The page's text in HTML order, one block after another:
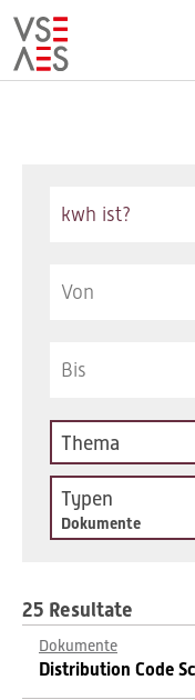
Thema
Typen
Dokumente
25 Resultate
Dokumente
Distribution Code